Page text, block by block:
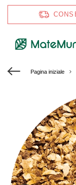
Pagina iniziale